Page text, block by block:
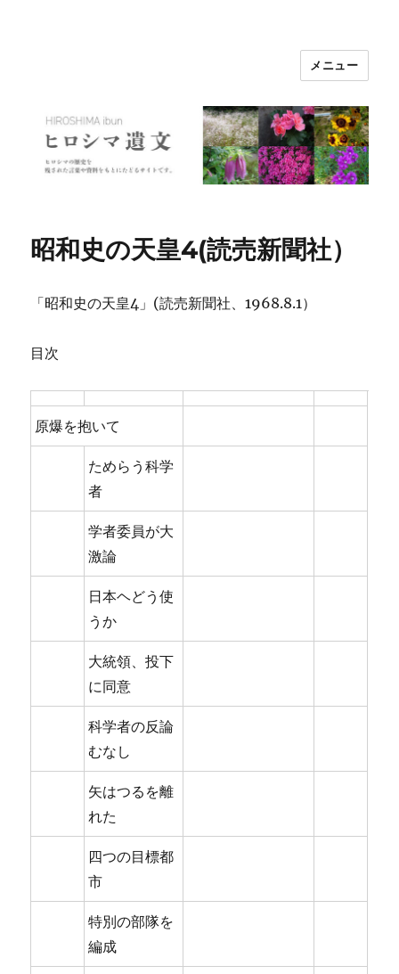
メニュー
昭和史の天皇4(読売新聞社）
「昭和史の天皇4」(読売新聞社、1968.8.1）
目次
原爆を抱いて
ためらう科学
者
学者委員が大
激論
日本ヘどう使
うか
大統領、投下
に同意
科学者の反論
むなし
矢はつるを離
れた
四つの目標都
市
特別の部隊を
編成